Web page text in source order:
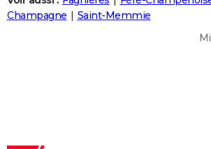
Destinations
City break
Voyage nature
Voyage de noces
Forum
Climat
+
PHOTO
Champagne
Saint-Memmie